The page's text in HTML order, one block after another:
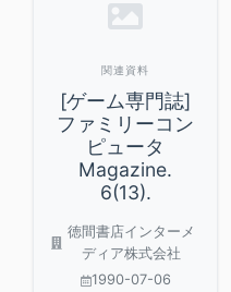
関連資料
[ゲーム専門誌]
ファミリーコン
ピュータ
Magazine.
6(13).
徳間書店インターメ
ディア株式会社
1990-07-06